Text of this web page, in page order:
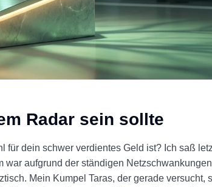
Radar sein sollte
für dein schwer verdientes Geld ist? Ich saß
aufgrund der ständigen
Mein Kumpel Taras, der gerade versucht,